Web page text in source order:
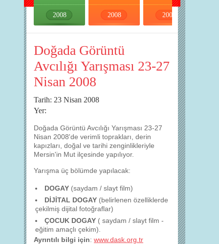
2008 2008 2008
Doğada Görüntü
Avcılığı Yarışması 23-27
Nisan 2008
Tarih: 23 Nisan 2008
Yer:
Doğada Görüntü Avcılığı Yarışması 23-27
Nisan 2008'de verimli toprakları, derin
kapızları, doğal ve tarihi zenginlikleriyle
Mersin'in Mut ilçesinde yapılıyor.
Yarışma üç bölümde yapılacak:
DOGAY (saydam / slayt film)
DİJİTAL DOGAY (belirlenen özelliklerde
çekilmiş dijital fotoğraflar)
ÇOCUK DOGAY ( saydam / slayt film -
eğitim amaçlı çekim).
Ayrıntılı bilgi için: www.dask.org.tr